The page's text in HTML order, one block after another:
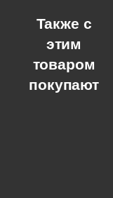
Также с
этим
товаром
покупают